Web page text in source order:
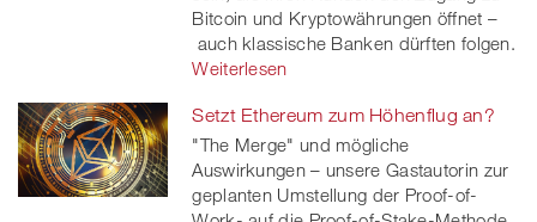
er
Bitcoin und Kryptowährungen öffnet –
auch klassische Banken dürften folgen.
Weiterlesen
Setzt Ethereum zum Höhenflug an?
"The Merge" und mögliche
Auswirkungen – unsere Gastautorin zur
geplanten Umstellung der Proof-of-